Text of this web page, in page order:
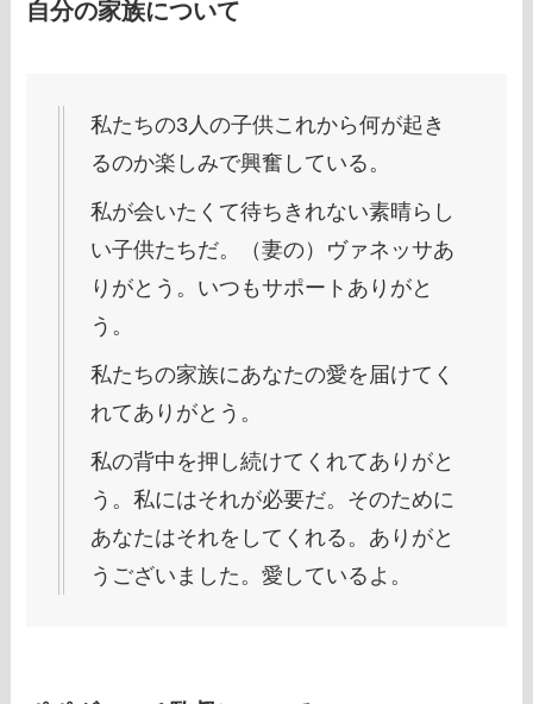
自分の家族について
私たちの3人の子供これから何が起き
るのか楽しみで興奮している。
私が会いたくて待ちきれない素晴らし
い子供たちだ。（妻の）ヴァネッサあ
りがとう。いつもサポートありがと
う。
私たちの家族にあなたの愛を届けてく
れてありがとう。
私の背中を押し続けてくれてありがと
う。私にはそれが必要だ。そのために
あなたはそれをしてくれる。ありがと
うございました。愛しているよ。